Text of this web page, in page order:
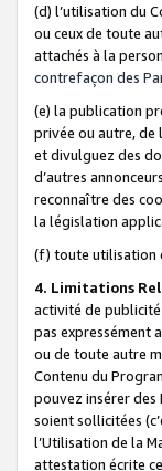
(d) l’utilisation du
ou ceux de toute
attachés à la
contrefaçon des
(e) la publication
privée ou autre, de
et divulguez des
d’autres
reconnaître des
la législation
(f) toute utilisation
4. Limitations
activité de publicité
pas expressément
ou de toute autre
Contenu du
pouvez insérer des
soient sollicitées
l’Utilisation de la
attestation écrite